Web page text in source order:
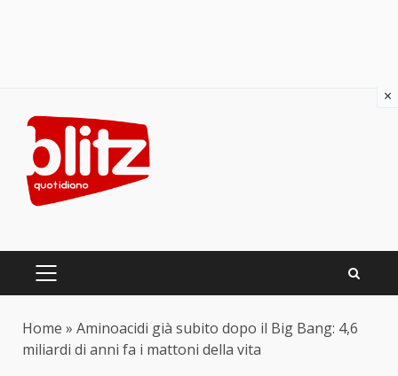
content
PRIMARY
Home » Aminoacidi già subito dopo il Big Bang: 4,6
miliardi di anni fa i mattoni della vita
×